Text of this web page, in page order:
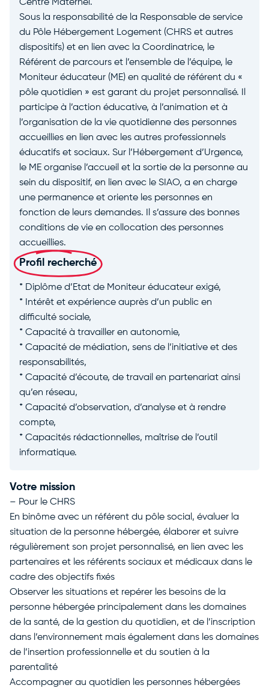
Centre Maternel.
Sous la responsabilité de la Responsable de service
du Pôle Hébergement Logement (CHRS et autres
dispositifs) et en lien avec la Coordinatrice, le
Référent de parcours et l’ensemble de l’équipe, le
Moniteur éducateur (ME) en qualité de référent du «
pôle quotidien » est garant du projet personnalisé. Il
participe à l’action éducative, à l’animation et à
l’organisation de la vie quotidienne des personnes
accueillies en lien avec les autres professionnels
éducatifs et sociaux. Sur l’Hébergement d’Urgence,
le ME organise l’accueil et la sortie de la personne au
sein du dispositif, en lien avec le SIAO, a en charge
une permanence et oriente les personnes en
fonction de leurs demandes. Il s’assure des bonnes
conditions de vie en collocation des personnes
accueillies.
Profil recherché
* Diplôme d’Etat de Moniteur éducateur exigé,
* Intérêt et expérience auprès d’un public en
difficulté sociale,
* Capacité à travailler en autonomie,
* Capacité de médiation, sens de l’initiative et des
responsabilités,
* Capacité d’écoute, de travail en partenariat ainsi
qu’en réseau,
* Capacité d’observation, d’analyse et à rendre
compte,
* Capacités rédactionnelles, maîtrise de l’outil
informatique.
Votre mission
– Pour le CHRS
En binôme avec un référent du pôle social, évaluer la
situation de la personne hébergée, élaborer et suivre
régulièrement son projet personnalisé, en lien avec les
partenaires et les référents sociaux et médicaux dans le
cadre des objectifs fixés
Observer les situations et repérer les besoins de la
personne hébergée principalement dans les domaines
de la santé, de la gestion du quotidien, et de l’inscription
dans l’environnement mais également dans les domaines
de l’insertion professionnelle et du soutien à la
parentalité
Accompagner au quotidien les personnes hébergées